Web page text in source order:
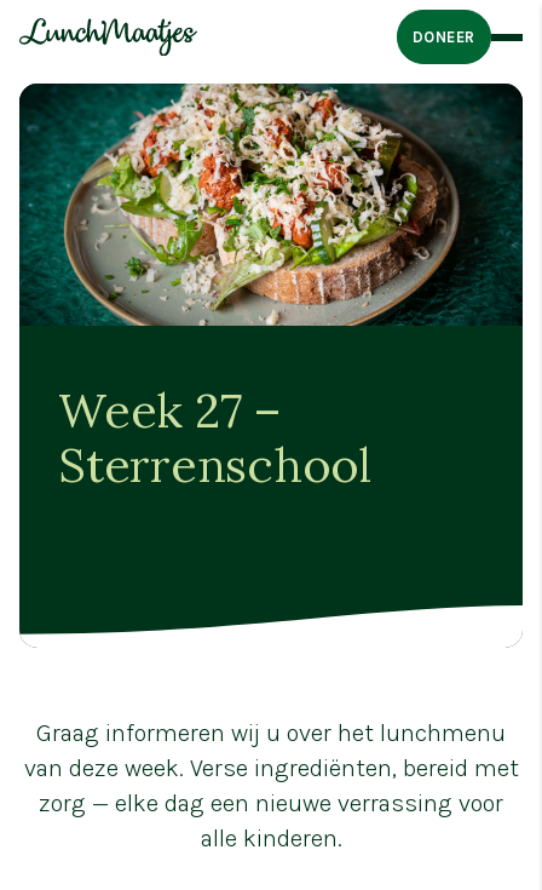
DONEER
Week 27 –
Sterrenschool
Graag informeren wij u over het lunchmenu
van deze week. Verse ingrediënten, bereid met
zorg — elke dag een nieuwe verrassing voor
alle kinderen.